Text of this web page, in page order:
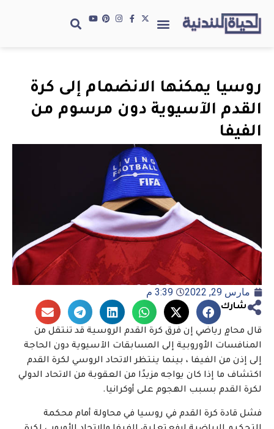
روسيا يمكنها الانضمام إلى كرة
القدم الآسيوية دون مرسوم من
الفيفا
مارس 29, 2022 3:39 م
شارك
قال محامٍ رياضي إن فرق كرة القدم الروسية قد تنتقل من
المنافسات الأوروبية إلى المسابقات الآسيوية دون الحاجة
إلى إذن من الفيفا ، بينما ينتظر الاتحاد الروسي لكرة القدم
اكتشاف ما إذا كان يواجه مزيدًا من العقوبة من الاتحاد الدولي
لكرة القدم بسبب الهجوم على أوكرانيا.
فشل قادة كرة القدم في روسيا في محاولة أمام محكمة